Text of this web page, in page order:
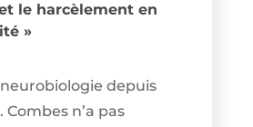
le harcèlement en
»
depuis
Combes n’a pas